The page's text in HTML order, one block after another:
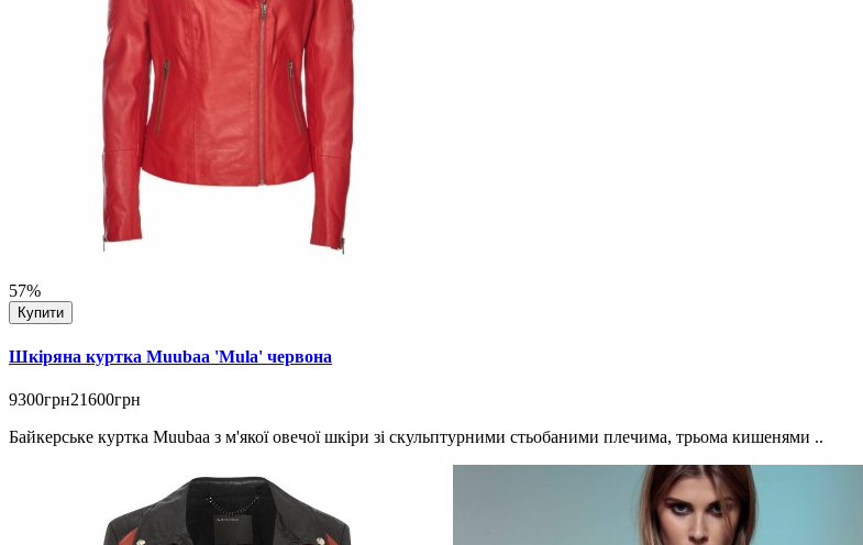
57%
Купити
Шкіряна куртка Muubaa 'Mula' червона
9300грн21600грн
Байкерське куртка Muubaa з м'якої овечої шкіри зі скульптурними стьобаними плечима, трьома кишенями ..